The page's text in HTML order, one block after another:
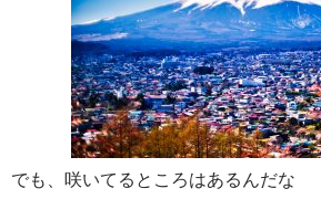
でも、咲いてるところはあるんだな